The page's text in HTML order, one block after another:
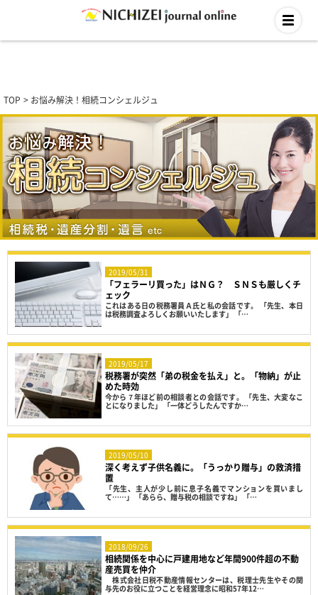
TOP お悩み解決！相続コンシェルジュ
2019/05/31
「フェラーリ買った」はＮＧ？ ＳＮＳも厳しくチ
ェック
これはある日の税務署員Ａ氏と私の会話です。 「先生、本日
は税務調査よろしくお願いいたします」 「…
2019/05/17
税務署が突然「弟の税金を払え」と。「物納」が止
めた時効
今から７年ほど前の相談者との会話です。 「先生、大変なこ
とになりました」 「一体どうしたんですか…
2019/05/10
深く考えず子供名義に。「うっかり贈与」の救済措
置
「先生、主人が少し前に息子名義でマンションを買いまし
て……」 「あらら、贈与税の相談ですね」 「…
2018/09/26
相続関係を中心に戸建用地など年間900件超の不動
産売買を仲介
株式会社日税不動産情報センターは、税理士先生やその関
与先のお役に立つことを経営理念に昭和57年12…